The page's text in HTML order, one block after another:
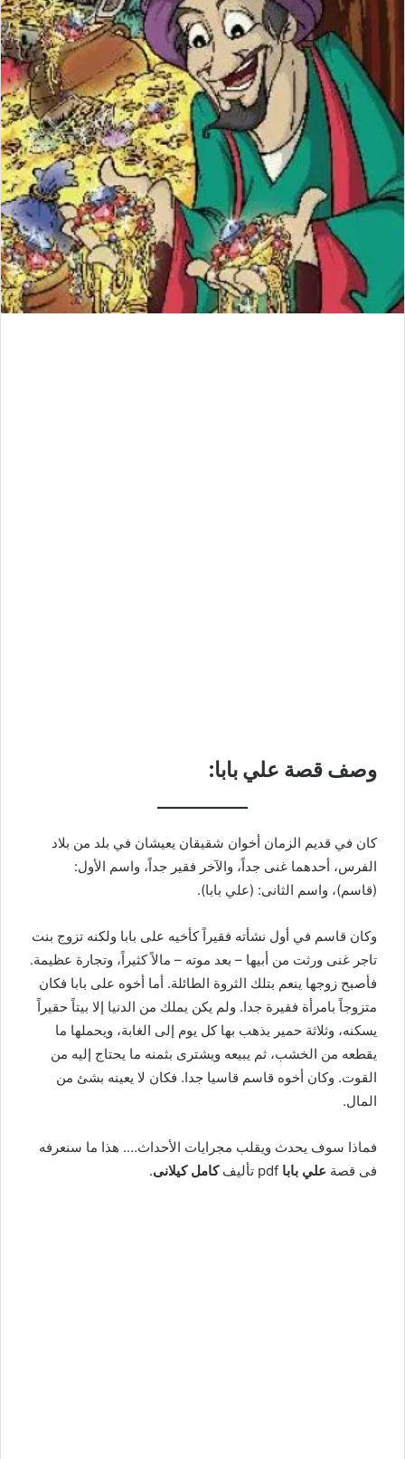
وصف قصة علي بابا:
كان في قديم الزمان أخوان شقيقان يعيشان في بلد من بلاد
الفرس، أحدهما غنى جداً، والآخر فقير جداً، واسم الأول:
(قاسم)، واسم الثانى: (علي بابا).
وكان قاسم في أول نشأته فقيراً كأخيه على بابا ولكنه تزوج بنت
تاجر غنى ورثت من أبيها – بعد موته – مالاً كثيراً، وتجارة عظيمة.
فأصبح زوجها ينعم بتلك الثروة الطائلة. أما أخوه على بابا فكان
متزوجاً بامرأة فقيرة جدا. ولم يكن يملك من الدنيا إلا بيتاً حقيراً
يسكنه، وثلاثة حمير يذهب بها كل يوم إلى الغابة، ويحملها ما
يقطعه من الخشب، ثم يبيعه ويشترى بثمنه ما يحتاج إليه من
القوت. وكان أخوه قاسم قاسيا جدا. فكان لا يعينه بشئ من
المال.
فماذا سوف يحدث ويقلب مجرايات الأحداث…. هذا ما سنعرفه
فى قصة علي بابا كامل كيلانى.